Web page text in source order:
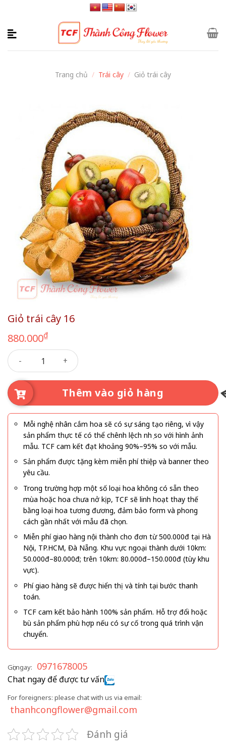
content
Trang chủ / Trái cây / Giỏ trái cây
Giỏ trái cây 16
880.000₫
Giỏ trái cây 16 số lượng
Thêm vào giỏ hàng
Mỗi nghệ nhân cắm hoa sẽ có sự sáng tạo riêng, vì vậy
sản phẩm thực tế có thể chênh lệch nhẹ so với hình ảnh
mẫu. TCF cam kết đạt khoảng 90%–95% so với mẫu.
Sản phẩm được tặng kèm miễn phí thiệp và banner theo
yêu cầu.
Trong trường hợp một số loại hoa không có sẵn theo
mùa hoặc hoa chưa nở kịp, TCF sẽ linh hoạt thay thế
bằng loại hoa tương đương, đảm bảo form và phong
cách gần nhất với mẫu đã chọn.
Miễn phí giao hàng nội thành cho đơn từ 500.000đ tại Hà
Nội, TP.HCM, Đà Nẵng. Khu vực ngoại thành dưới 10km:
50.000đ–80.000đ; trên 10km: 80.000đ–150.000đ (tùy khu
vực).
Phí giao hàng sẽ được hiển thị và tính tại bước thanh
toán.
TCF cam kết bảo hành 100% sản phẩm. Hỗ trợ đổi hoặc
bù sản phẩm phù hợp nếu có sự cố trong quá trình vận
chuyển.
Gọi ngay: 0971678005
Chat ngay để được tư vấn
For foreigners: please chat with us via email:
thanhcongflower@gmail.com
Đánh giá